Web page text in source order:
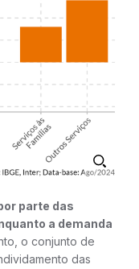
parte das
a demanda
o conjunto de
das